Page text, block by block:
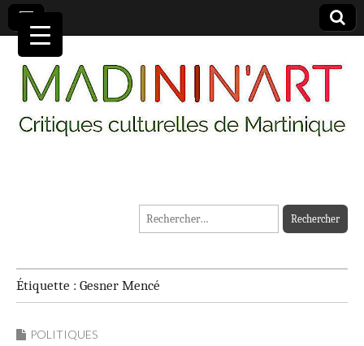
MADININ'ART
Rechercher :
Étiquette : Gesner Mencé
POLITIQUES